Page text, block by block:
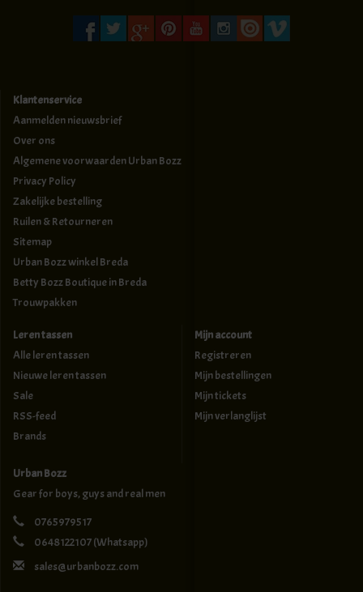
Klantenservice
Aanmelden nieuwsbrief
Over ons
Algemene voorwaarden Urban Bozz
Privacy Policy
Zakelijke bestelling
Ruilen & Retourneren
Sitemap
Urban Bozz winkel Breda
Betty Bozz Boutique in Breda
Trouwpakken
Leren tassen
Alle leren tassen
Nieuwe leren tassen
Sale
RSS-feed
Brands
Mijn account
Registreren
Mijn bestellingen
Mijn tickets
Mijn verlanglijst
Urban Bozz
Gear for boys, guys and real men
0765979517
0648122107(Whatsapp)
sales@urbanbozz.com